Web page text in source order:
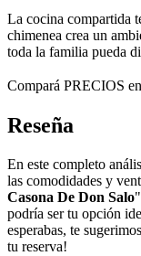
La cocina compartida
chimenea crea un
toda la familia pueda
Compará PRECIOS en
Reseña
En este completo
las comodidades y
Casona De Don Salo
podría ser tu opción
esperabas, te
tu reserva!